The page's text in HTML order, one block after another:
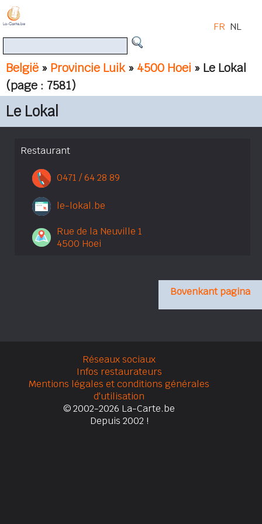
België » Provincie Luik» 4500 Hoei » Le Lokal
(page : 7581)
FR NL
Le Lokal
Restaurant
0471 / 64 28 89
le-lokal.be
Rue de la Neuville 1
4500 Hoei
Bovenkant pagina
Réseaux sociaux
Infos restaurateurs
Mentions légales et conditions générales
d'utilisation
© 2002-2026 La-Carte.be
Depuis 2002 !